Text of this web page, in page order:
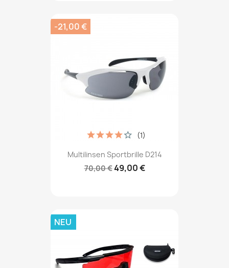
Multilinsen Sportbrille D214
70,00 €49,00 €
(1)
-21,00 €
NEU